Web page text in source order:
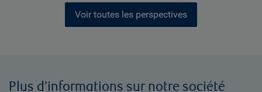
Voir toutes les perspectives
Plus d’informations sur notre société